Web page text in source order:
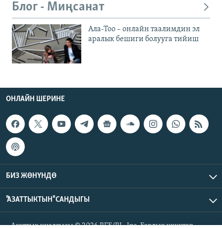
Блог - Миңсанат
Ала-Тоо – онлайн таалимдин эл
аралык бешиги болууга тийиш
ОНЛАЙН ШЕРИНЕ
БИЗ ЖӨНҮНДӨ
"АЗАТТЫКТЫН" САНДЫГЫ
Азаттык үналгысы © 2026 RFE/RL, Inc. Бардык укуктар